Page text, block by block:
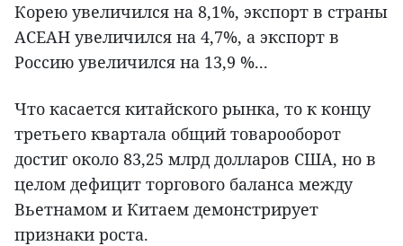
Корею увеличился на 8,1%, экспорт в страны
АСЕАН увеличился на 4,7%, а экспорт в
Россию увеличился на 13,9 %...
Что касается китайского рынка, то к концу
третьего квартала общий товарооборот
достиг около 83,25 млрд долларов США, но в
целом дефицит торгового баланса между
Вьетнамом и Китаем демонстрирует
признаки роста.